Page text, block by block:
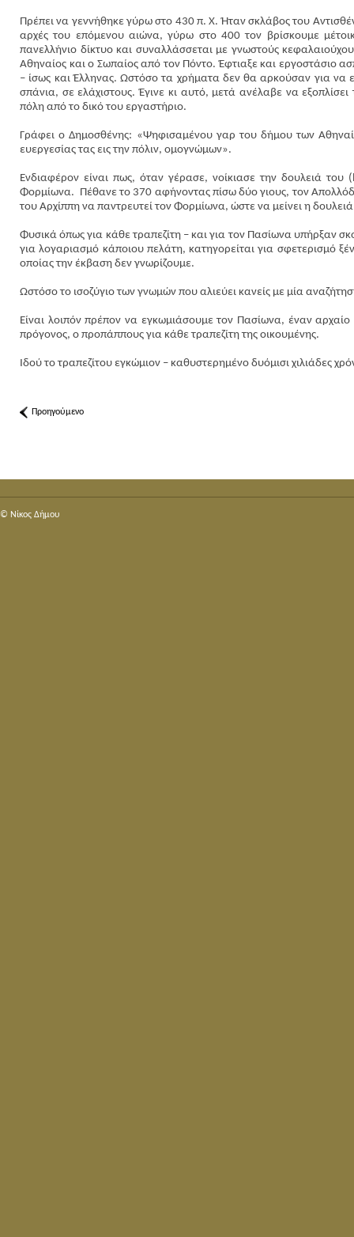
Πρέπει να γεννήθηκε γύρω στο 430 π. Χ. Ήταν σκλάβος του
αρχές του επόμενου αιώνα, γύρω στο 400 τον βρίσκουμε
πανελλήνιο δίκτυο και συναλλάσσεται με γνωστούς
Αθηναίος και ο Σωπαίος από τον Πόντο. Έφτιαξε και εργοστάσιο
– ίσως και Έλληνας. Ωστόσο τα χρήματα δεν θα αρκούσαν για να
σπάνια, σε ελάχιστους. Έγινε κι αυτό, μετά ανέλαβε να εξοπλίσει
πόλη από το δικό του εργαστήριο.
Γράφει ο Δημοσθένης: «Ψηφισαμένου γαρ του δήμου των
ευεργεσίας τας εις την πόλιν, ομογνώμων».
Ενδιαφέρον είναι πως, όταν γέρασε, νοίκιασε την δουλειά
Φορμίωνα. Πέθανε το 370 αφήνοντας πίσω δύο γιους, τον
του Αρχίππη να παντρευτεί τον Φορμίωνα, ώστε να μείνει η δουλειά
Φυσικά όπως για κάθε τραπεζίτη – και για τον Πασίωνα υπήρξαν
για λογαριασμό κάποιου πελάτη, κατηγορείται για σφετερισμό
οποίας την έκβαση δεν γνωρίζουμε.
Ωστόσο το ισοζύγιο των γνωμών που αλιεύει κανείς με μία
Είναι λοιπόν πρέπον να εγκωμιάσουμε τον Πασίωνα, έναν
πρόγονος, ο προπάππους για κάθε τραπεζίτη της οικουμένης.
Ιδού το τραπεζίτου εγκώμιον – καθυστερημένο δυόμισι χιλιάδες
Προηγούμενο
© Nίκος Δήμου